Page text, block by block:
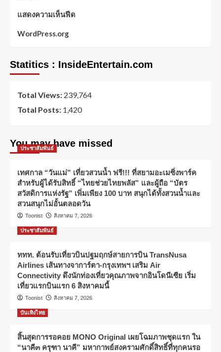
แสดงความเห็นฟีด
WordPress.org
Statitics : InsideEntertain.com
Total Views: 239,764
Total Posts: 1,420
You may have missed
ประชาสัมพันธ์
เทศกาล “วันแม่” เที่ยวสวนน้ำ ฟรี!!! ที่สยามอะเมซิ่งพาร์ค
สำหรับผู้ได้รับสิทธิ์ “ไทยช่วยไทยพลัส” และผู้ถือ “บัตร
สวัสดิการแห่งรัฐ” เพิ่มเพียง 100 บาท สนุกได้ทั้งสวนน้ำและ
สวนสนุกไม่อั้นตลอดวัน
Toonist สิงหาคม 7, 2026
ประชาสัมพันธ์
ททท. ต้อนรับเที่ยวบินปฐมฤกษ์สายการบิน TransNusa
Airlines เส้นทางจาการ์ตา-กรุงเทพฯ เสริม Air
Connectivity ดึงนักท่องเที่ยวคุณภาพจากอินโดนีเซีย เริ่ม
เที่ยวแรกบินแรก 6 สิงหาคมนี้
Toonist สิงหาคม 7, 2026
บันเทิงไทย
สิ้นสุดการรอคอย MONO Original เผยโฉมภาพชุดแรก ใน
“นาคี๓ ครุฑา นาคี” มหากาพย์สงครามศักดิ์สิทธิ์ที่ทุกคนรอ